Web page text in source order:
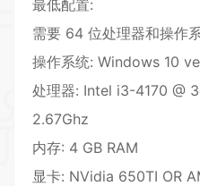
最低配置:
需要 64 位处理器和操作
操作系统: Windows 10
处理器: Intel i3-4170 @
2.67Ghz
内存: 4 GB RAM
显卡: NVidia 650TI OR